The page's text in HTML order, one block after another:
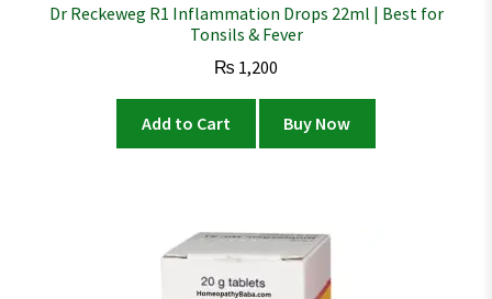
Dr Reckeweg R1 Inflammation Drops 22ml | Best for
Tonsils & Fever
₨ 1,200
Add to Cart Buy Now